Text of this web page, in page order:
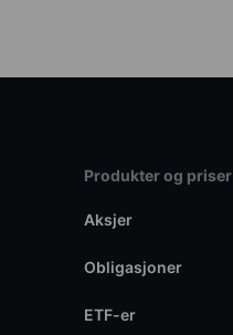
Produkter og priser
Aksjer
Obligasjoner
ETF-er